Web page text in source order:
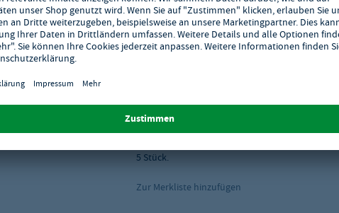
Papstar Wimpelkette, Folie 10 m
rot/weiss wetterfest
Art.-Nr.:GH-P-19019
Lieferzeit: 2 - 5 Werktage
5 Stück.
Zur Merkliste hinzufügen